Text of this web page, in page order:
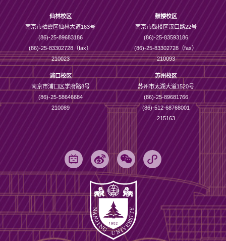
仙林校区
南京市栖霞区仙林大道163号
(86)-25-89683186
(86)-25-83302728（fax）
210023
鼓楼校区
南京市鼓楼区汉口路22号
(86)-25-83593186
(86)-25-83302728（fax）
210093
浦口校区
南京市浦口区学府路8号
(86)-25-58646684
210089
苏州校区
苏州市太湖大道1520号
(86)-25-89681766
(86)-512-68768001
215163